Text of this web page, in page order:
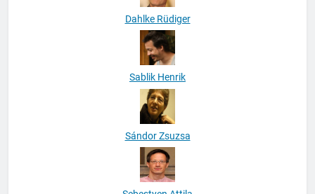
Dahlke Rüdiger
Sablik Henrik
Sándor Zsuzsa